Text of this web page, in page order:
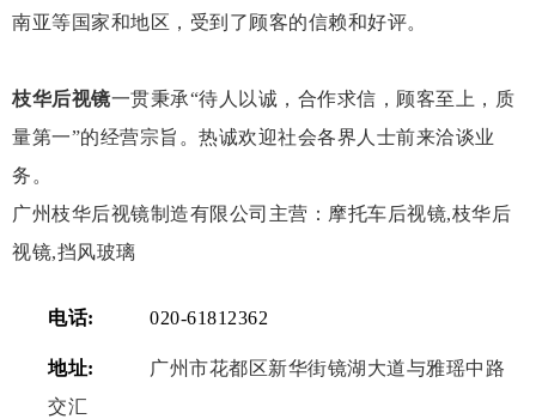
南亚等国家和地区，受到了顾客的信赖和好评。
枝华后视镜一贯秉承“待人以诚，合作求信，顾客至上，质
量第一”的经营宗旨。热诚欢迎社会各界人士前来洽谈业
务。
广州枝华后视镜制造有限公司主营：摩托车后视镜,枝华后
视镜,挡风玻璃
电话: 020-61812362
地址:
广州市花都区新华街镜湖大道与雅瑶中路
交汇